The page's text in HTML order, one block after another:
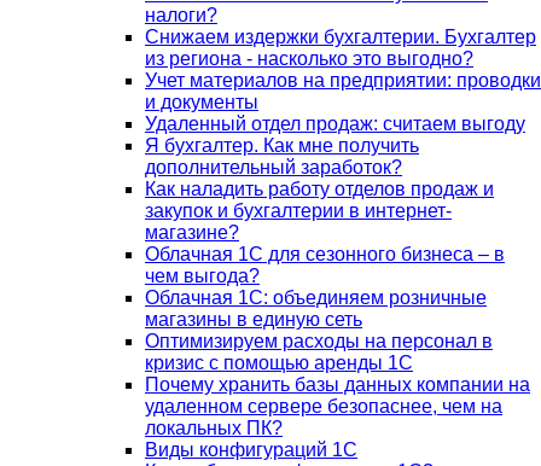
налоги?
Снижаем издержки бухгалтерии. Бухгалтер
из региона - насколько это выгодно?
Учет материалов на предприятии: проводки
и документы
Удаленный отдел продаж: считаем выгоду
Я бухгалтер. Как мне получить
дополнительный заработок?
Как наладить работу отделов продаж и
закупок и бухгалтерии в интернет-
магазине?
Облачная 1С для сезонного бизнеса – в
чем выгода?
Облачная 1С: объединяем розничные
магазины в единую сеть
Оптимизируем расходы на персонал в
кризис с помощью аренды 1С
Почему хранить базы данных компании на
удаленном сервере безопаснее, чем на
локальных ПК?
Виды конфигураций 1С